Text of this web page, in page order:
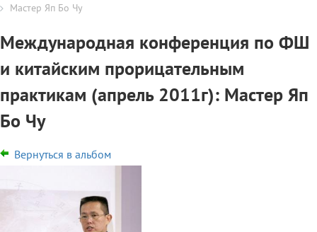
Мастер Яп Бо Чу
Международная конференция по ФШ
и китайским прорицательным
практикам (апрель 2011г): Мастер Яп
Бо Чу
Вернуться в альбом